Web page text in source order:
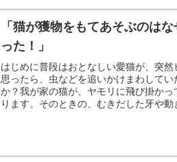
「猫が獲物をもてあそぶのは
った！」
はじめに普段はおとなしい愛猫が、突
思ったら、虫などを追いかけまわして
か？我が家の猫が、ヤモリに飛び掛か
ります。そのときの、むきだした牙や動